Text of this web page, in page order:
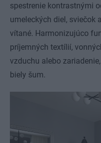
spestrenie kontrastnými
umeleckých diel, sviečok
vítané. Harmonizujúco
príjemných textílií,
vzduchu alebo
biely šum.